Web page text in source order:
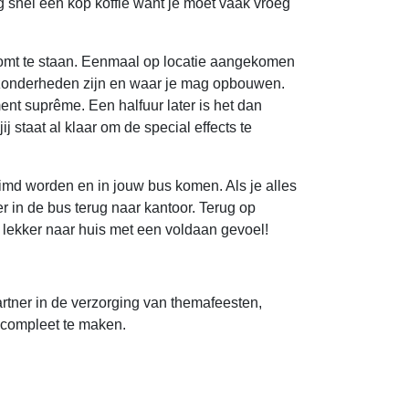
een kop koffie want je moet vaak vroeg
te staan. Eenmaal op locatie aangekomen
zijn en waar je mag opbouwen.
suprême. Een halfuur later is het dan
staat al klaar om de special effects te
worden en in jouw bus komen. Als je alles
in de bus terug naar kantoor. Terug op
naar huis met een voldaan gevoel!
in de verzorging van themafeesten,
te maken.